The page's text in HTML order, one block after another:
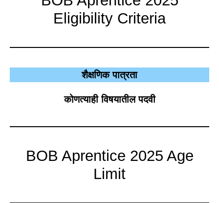
Eligibility Criteria
शैक्षणिक पात्रता
कोणत्याही विषयातील पदवी
BOB Aprentice 2025 Age
Limit